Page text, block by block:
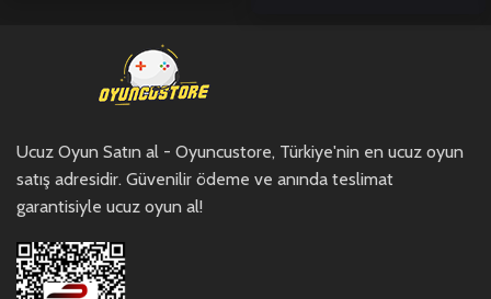
Ucuz Oyun Satın al - Oyuncustore, Türkiye'nin en ucuz oyun
satış adresidir. Güvenilir ödeme ve anında teslimat
garantisiyle ucuz oyun al!